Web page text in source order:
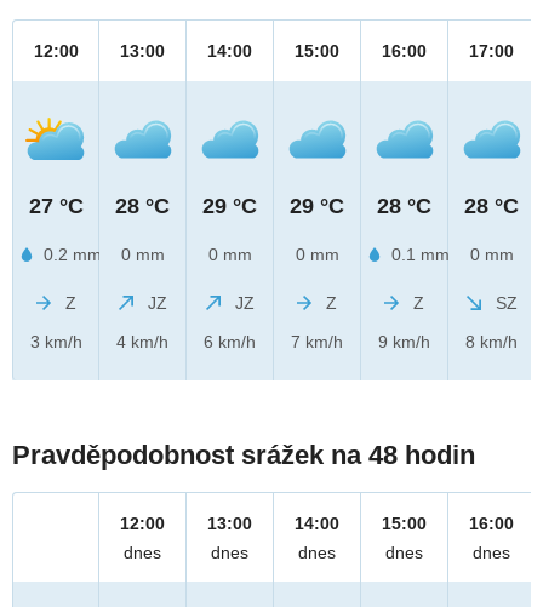
12:00
27 °C
0.2 mm
Z
3 km/h
13:00
28 °C
0 mm
JZ
4 km/h
14:00
29 °C
0 mm
JZ
6 km/h
15:00
29 °C
0 mm
Z
7 km/h
16:00
28 °C
0.1 mm
Z
9 km/h
17:00
28 °C
0 mm
SZ
8 km/h
Pravděpodobnost srážek na 48 hodin
12:00
dnes
13:00
dnes
14:00
dnes
15:00
dnes
16:00
dnes